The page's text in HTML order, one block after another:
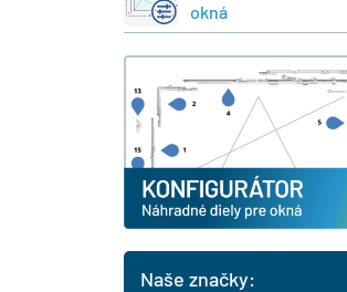
okná
Naše značky: